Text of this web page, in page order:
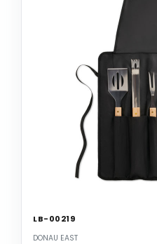
LB-00219
DONAU EAST